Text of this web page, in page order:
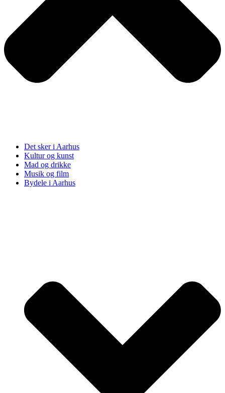
Det sker i Aarhus
Kultur og kunst
Mad og drikke
Musik og film
Bydele i Aarhus